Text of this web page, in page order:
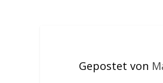
Gepostet von